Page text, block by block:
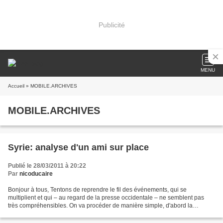
Publicité
MENU
Accueil » MOBILE.ARCHIVES
MOBILE.ARCHIVES
Syrie: analyse d'un ami sur place
Publié le 28/03/2011 à 20:22
Par nicoducaire
Bonjour à tous, Tentons de reprendre le fil des événements, qui se
multiplient et qui – au regard de la presse occidentale – ne semblent pas
très compréhensibles. On va procéder de manière simple, d'abord la